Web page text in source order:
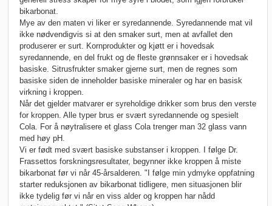
bikarbonat.
Mye av den maten vi liker er syredannende. Syredannende mat vil
ikke nødvendigvis si at den smaker surt, men at avfallet den
produserer er surt. Kornprodukter og kjøtt er i hovedsak
syredannende, en del frukt og de fleste grønnsaker er i hovedsak
basiske. Sitrusfrukter smaker gjerne surt, men de regnes som
basiske siden de inneholder basiske mineraler og har en basisk
virkning i kroppen.
Når det gjelder matvarer er syreholdige drikker som brus den verste
for kroppen. Alle typer brus er svært syredannende og spesielt
Cola. For å nøytralisere et glass Cola trenger man 32 glass vann
med høy pH.
Vi er født med svært basiske substanser i kroppen. I følge Dr.
Frassettos forskningsresultater, begynner ikke kroppen å miste
bikarbonat før vi når 45-årsalderen. "I følge min ydmyke oppfatning
starter reduksjonen av bikarbonat tidligere, men situasjonen blir
ikke tydelig før vi når en viss alder og kroppen har nådd